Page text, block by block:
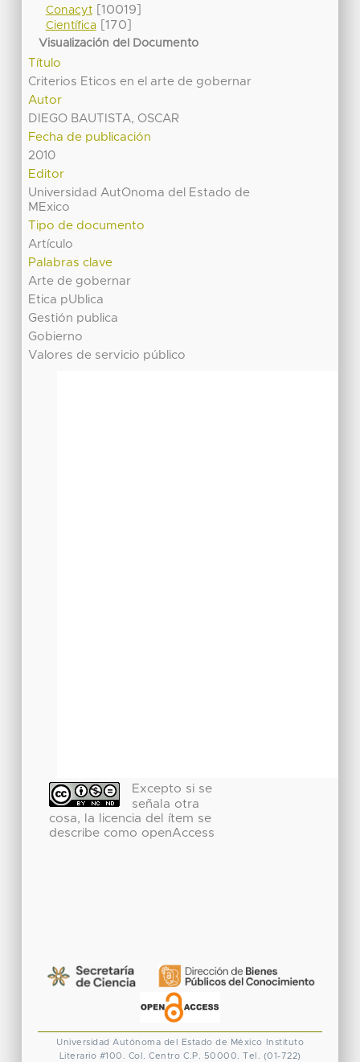
Conacyt[10019]
Científica[170]
Visualización del Documento
Título
Criterios Eticos en el arte de gobernar
Autor
DIEGO BAUTISTA, OSCAR
Fecha de publicación
2010
Editor
Universidad AutOnoma del Estado de
MExico
Tipo de documento
Artículo
Palabras clave
Arte de gobernar
Etica pUblica
Gestión publica
Gobierno
Valores de servicio público
Excepto si se
señala otra
cosa, la licencia del ítem se
describe como openAccess
Universidad Autónoma del Estado de México
Instituto
Literario #100. Col. Centro C.P. 50000. Tel. (01-722)